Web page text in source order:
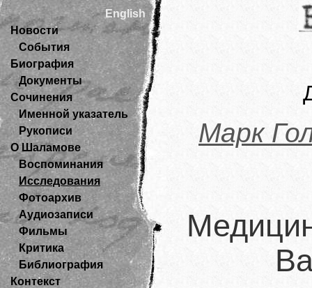
English
Новости
События
Биография
Документы
Сочинения
Именной указатель
Рукописи
О Шаламове
Воспоминания
Исследования
Фотоархив
Аудиозаписи
Фильмы
Критика
Библиография
Контекст
Марк